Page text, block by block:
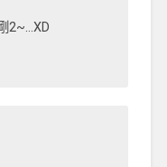
2~…XD